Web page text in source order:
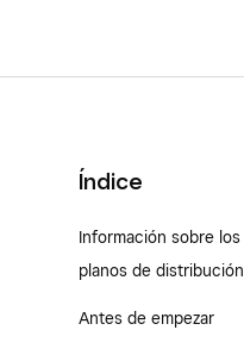
Índice
Información sobre los
planos de distribución
Antes de empezar